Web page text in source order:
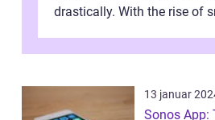
drastically. With the rise of
13 januar
Sonos App: